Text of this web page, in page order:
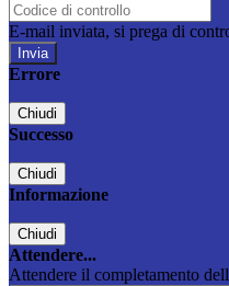
E-mail inviata, si prega di
Errore
Chiudi
Successo
Chiudi
Informazione
Chiudi
Attendere...
Attendere il completamento